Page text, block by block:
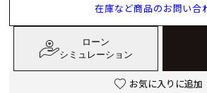
在庫など商品のお問い合
ローン
シミュレーション
お気に入りに追加